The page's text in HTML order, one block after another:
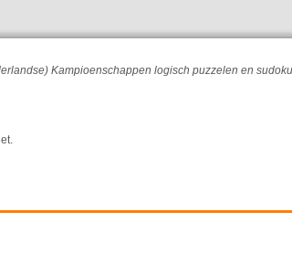
Kampioenschappen logisch puzzelen en